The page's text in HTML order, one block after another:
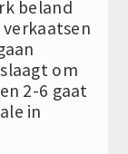
beland
om
2-6 gaat
in